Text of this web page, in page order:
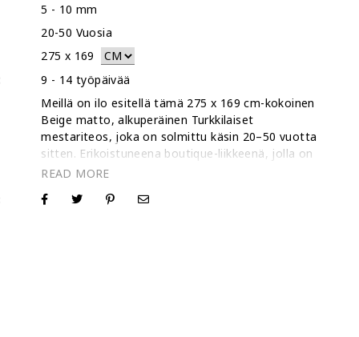
5 - 10 mm
20-50 Vuosia
275 x 169
9 - 14 työpäivää
Meillä on ilo esitellä tämä 275 x 169 cm-kokoinen
Beige matto, alkuperäinen Turkkilaiset
mestariteos, joka on solmittu käsin 20–50 vuotta
sitten. Erikoistuneena boutique-liikkeenä, jolla on
yli 30 000 myytyä mattoa ja 5 tähden Trustpilot-
vintagematon hankinta on henkilökohtainen